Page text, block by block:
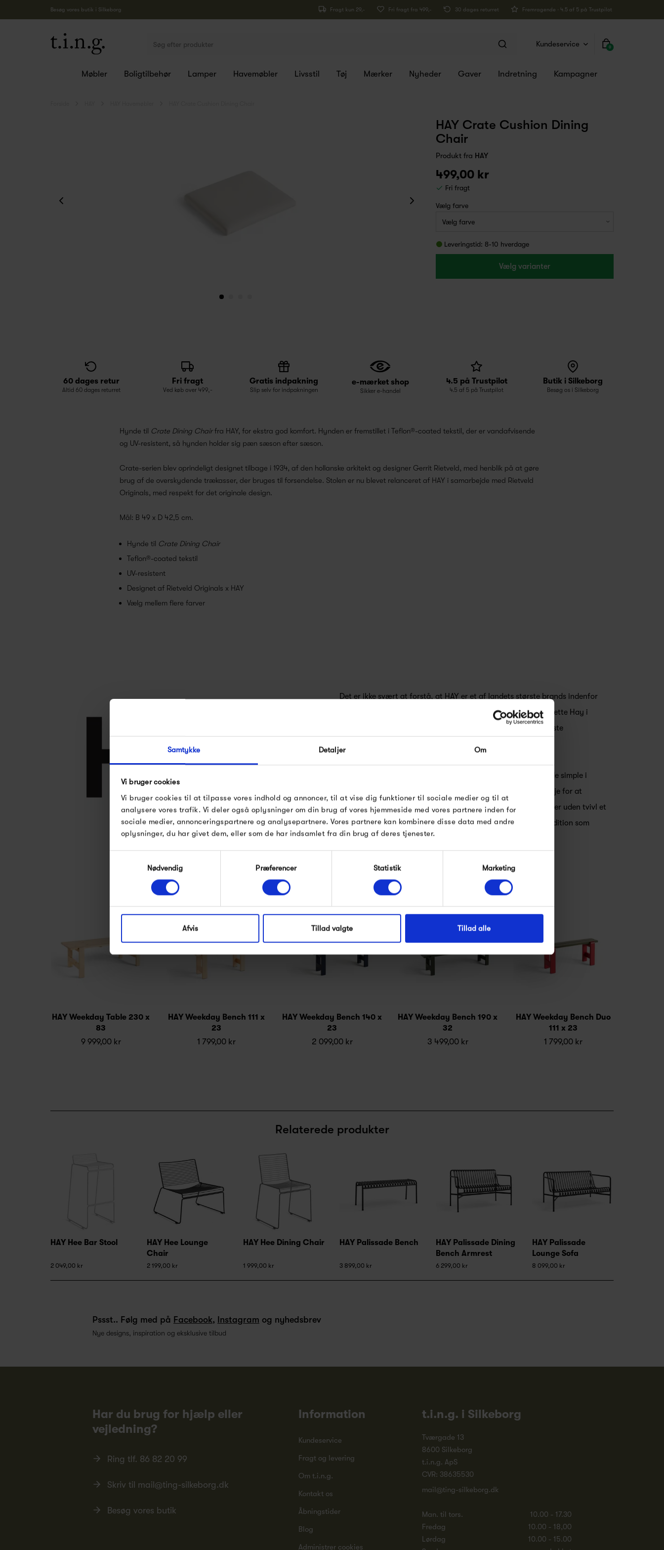
Samtykke Detaljer Om
Vi bruger cookies
Vi bruger cookies til at tilpasse vores indhold og annoncer, til at vise dig funktioner til sociale medier og til at
analysere vores trafik. Vi deler også oplysninger om din brug af vores hjemmeside med vores partnere inden for
sociale medier, annonceringspartnere og analysepartnere. Vores partnere kan kombinere disse data med andre
oplysninger, du har givet dem, eller som de har indsamlet fra din brug af deres tjenester.
Nødvendig
Præferencer Statistik Marketing
Afvis Tillad valgte Tillad alle
Besøg vores butik i Silkeborg Fragt kun 29,- Fri fragt fra 499,- 30 dages returret Fremragende · 4.5 af 5 på Trustpilot
0
Kundeservice
Møbler Boligtilbehør Lamper Havemøbler Livsstil Tøj Mærker Nyheder Gaver Indretning Kampagner
HAY Crate Cushion Dining
Chair
Produkt fra HAY
499,00 kr
Fri fragt
Vælg farve
Leveringstid: 8-10 hverdage
Vælg varianter
60 dages retur
Altid 60 dages returret
Fri fragt
Ved køb over 499,-
Gratis indpakning
Slip selv for indpakningen
e-mærket shop
Sikker e-handel
4.5 på Trustpilot
4.5 af 5 på Trustpilot
Butik i Silkeborg
Besøg os i Silkeborg
Hynde til Crate Dining Chair fra HAY, for ekstra god komfort. Hynden er fremstillet i Teflon®-coated tekstil, der er vandafvisende
og UV-resistent, så hynden holder sig pæn sæson efter sæson.
Crate-serien blev oprindeligt designet tilbage i 1934, af den hollanske arkitekt og designer Gerrit Rietveld, med henblik på at gøre
brug af de overskydende trækasser, der bruges til forsendelse. Stolen er nu blevet relanceret af HAY i samarbejde med Rietveld
Originals, med respekt for det originale design.
Mål: B 49 x D 42,5 cm.
Hynde til Crate Dining Chair
Teflon®-coated tekstil
UV-resistent
Designet af Rietveld Originals x HAY
Vælg mellem flere farver
Se alle varer fra HAY
Det er ikke svært at forstå, at HAY er et af landets største brands indenfor
møbler, interiør og boligtekstiler. HAY blev stiftet af Rolf og Mette Hay i
2002 og lanceret i 2003 til IMM Cologne - en af europas største
Der er et klart fokus på at skabe stilikoner der er så enestående simple i
deres udtryk, at det næsten virker banalt. Hos HAY har man øje for at
kombinere kvalitet med stilrene linjer og geniale finesser. HAY er uden tvivl et
af de mest stilrene eksempler på den skandinaviske design tradition som
findes herhjemme.
Produkter fra samme kategori
HAY Weekday Table 230 x
83
9 999,00 kr
HAY Weekday Bench 111 x
23
1 799,00 kr
HAY Weekday Bench 140 x
23
2 099,00 kr
HAY Weekday Bench 190 x
32
3 499,00 kr
HAY Weekday Bench Duo
111 x 23
1 799,00 kr
Relaterede produkter
HAY Hee Bar Stool
2 049,00 kr
HAY Hee Lounge
Chair
2 199,00 kr
HAY Hee Dining Chair
1 999,00 kr
HAY Palissade Bench
3 899,00 kr
HAY Palissade Dining
Bench Armrest
6 299,00 kr
HAY Palissade
Lounge Sofa
8 099,00 kr
Pssst.. Følg med på Facebook, Instagram og nyhedsbrev
Nye designs, inspiration og eksklusive tilbud
Har du brug for hjælp eller
vejledning?
Ring tlf. 86 82 20 99
Skriv til mail@ting-silkeborg.dk
Besøg vores butik
Information
Kundeservice
Fragt og levering
Om t.i.n.g.
Kontakt os
Åbningstider
Blog
Administrer cookies
t.i.n.g. i Silkeborg
Tværgade 13
8600 Silkeborg
t.i.n.g. ApS
CVR: 38635530
mail@ting-silkeborg.dk
Man. til tors.
10.00 - 17.30
Fredag
10.00 - 18,00
Lørdag
10.00 - 15.00